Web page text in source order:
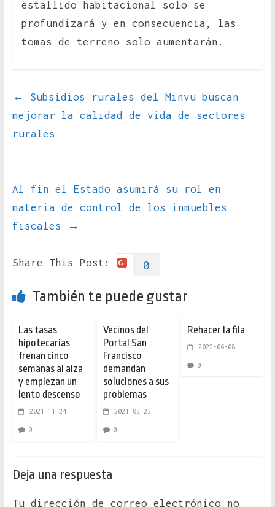
estallido habitacional solo se
profundizará y en consecuencia, las
tomas de terreno solo aumentarán.
←
Subsidios rurales del Minvu buscan
mejorar la calidad de vida de sectores
rurales
Al fin el Estado asumirá su rol en
materia de control de los inmuebles
fiscales
→
Share This Post: 0
También te puede gustar
Las tasas
hipotecarias
frenan cinco
semanas al alza
y empiezan un
lento descenso
2021-11-24
0
Vecinos del
Portal San
Francisco
demandan
soluciones a sus
problemas
2021-03-23
0
Rehacer la fila
2022-06-08
0
Deja una respuesta
Tu dirección de correo electrónico no